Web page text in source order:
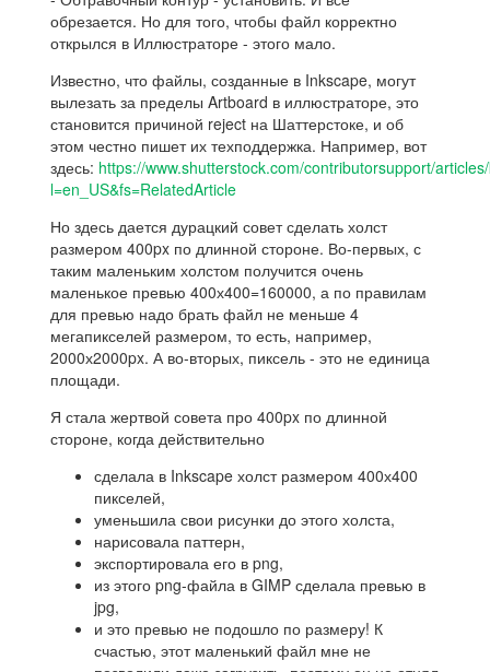
обрезается. Но для того, чтобы файл корректно
открылся в Иллюстраторе - этого мало.
Известно, что файлы, созданные в Inkscape, могут
вылезать за пределы Artboard в иллюстраторе, это
становится причиной reject на Шаттерстоке, и об
этом честно пишет их техподдержка. Например, вот
здесь: https://www.shutterstock.com/contributorsupport/
l=en_US&fs=RelatedArticle
Но здесь дается дурацкий совет сделать холст
размером 400px по длинной стороне. Во-первых, с
таким маленьким холстом получится очень
маленькое превью 400х400=160000, а по правилам
для превью надо брать файл не меньше 4
мегапикселей размером, то есть, например,
2000х2000px. А во-вторых, пиксель - это не единица
площади.
Я стала жертвой совета про 400px по длинной
стороне, когда действительно
сделала в Inkscape холст размером 400х400
пикселей,
уменьшила свои рисунки до этого холста,
нарисовала паттерн,
экспортировала его в png,
из этого png-файла в GIMP сделала превью в
jpg,
и это превью не подошло по размеру! К
счастью, этот маленький файл мне не